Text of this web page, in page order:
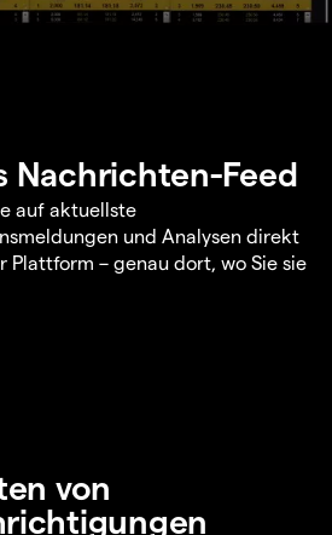
Nachrichten-Feed
auf aktuellste
und Analysen direkt
Plattform – genau dort, wo Sie sie
von